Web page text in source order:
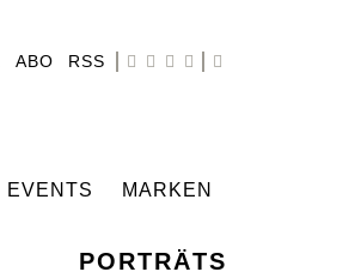
ABO RSS
EVENTS MARKEN
PORTRÄTS